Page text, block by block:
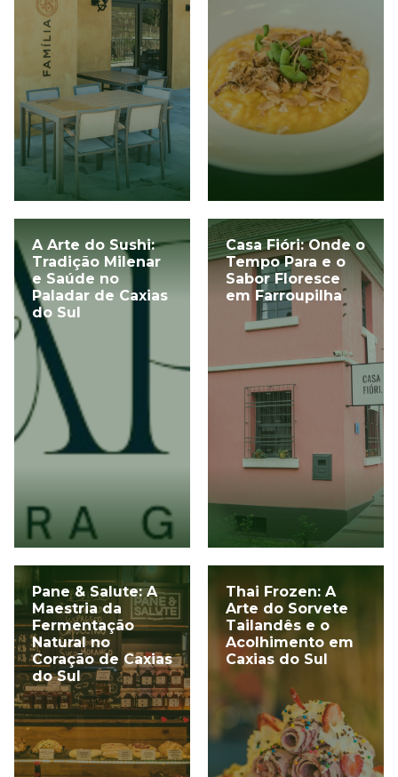
A Arte do Sushi:
Tradição Milenar
e Saúde no
Paladar de Caxias
do Sul
Casa Fióri: Onde o
Tempo Para e o
Sabor Floresce
em Farroupilha
Pane & Salute: A
Maestria da
Fermentação
Natural no
Coração de Caxias
do Sul
Thai Frozen: A
Arte do Sorvete
Tailandês e o
Acolhimento em
Caxias do Sul